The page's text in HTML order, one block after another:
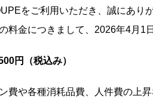
をご利用いただき、誠にあり
料金につきまして、2026年4月1
円（税込み）
費や各種消耗品費、人件費の上